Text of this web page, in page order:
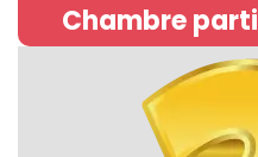
Chambre